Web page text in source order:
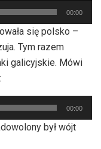
00:00
się polsko –
Tym razem
galicyjskie. Mówi
00:00
był wójt